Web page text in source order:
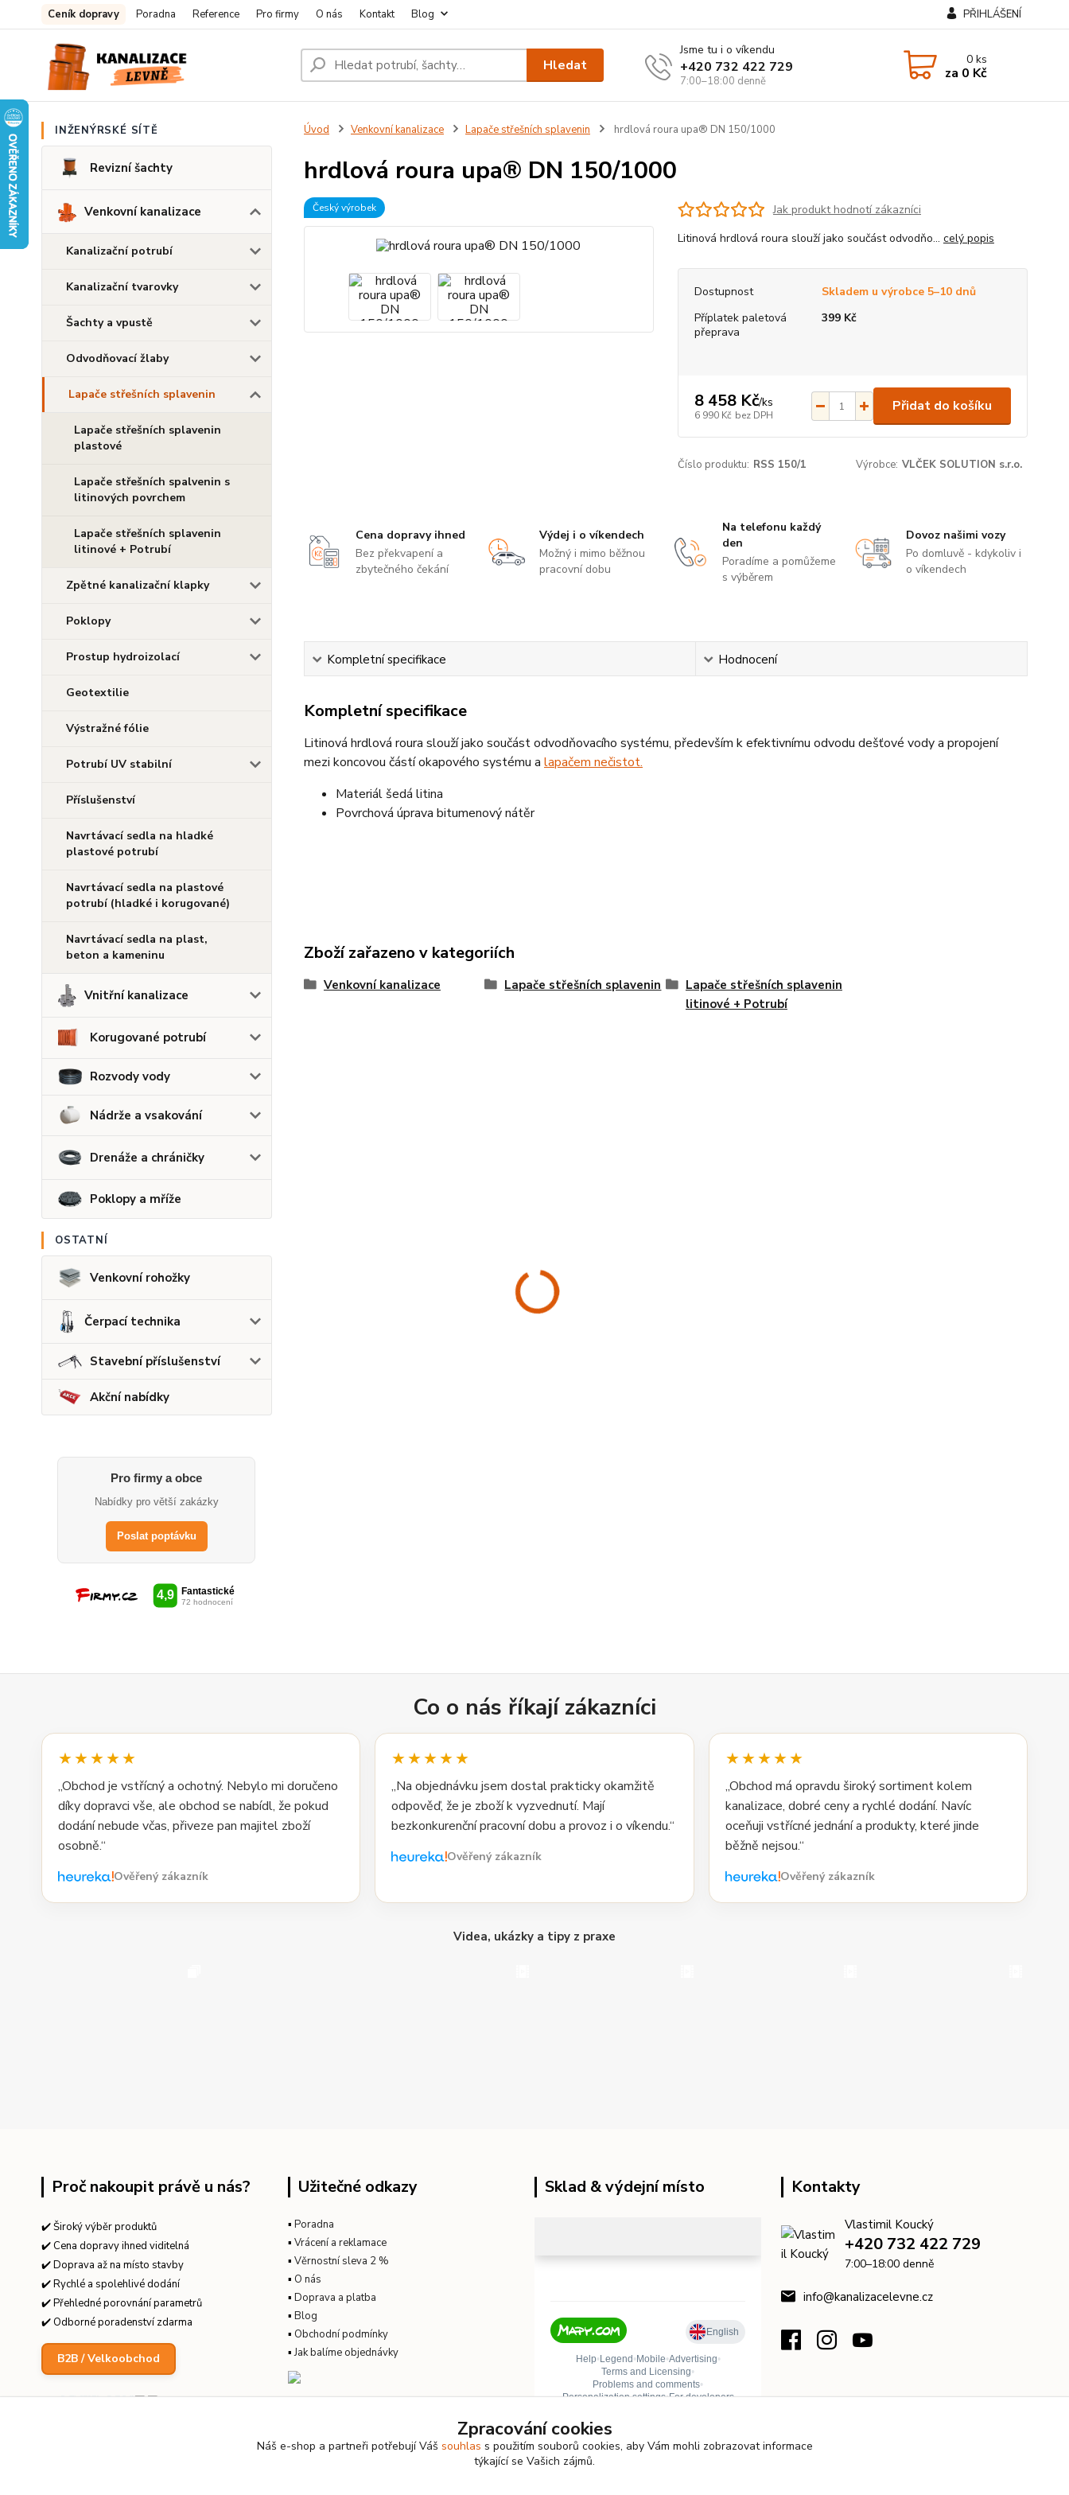
Ceník dopravy Poradna Reference Pro firmy O nás Kontakt Blog PŘIHLÁŠENÍ
Hledat
Jsme tu i o víkendu
+420 732 422 729
7:00–18:00 denně
0ks
za 0 Kč
INŽENÝRSKÉ SÍTĚ
Revizní šachty
Venkovní kanalizace
Kanalizační potrubí
Kanalizační tvarovky
Šachty a vpustě
Odvodňovací žlaby
Lapače střešních splavenin
Lapače střešních splavenin
plastové
Lapače střešních spalvenin s
litinových povrchem
Lapače střešních splavenin
litinové + Potrubí
Zpětné kanalizační klapky
Poklopy
Prostup hydroizolací
Geotextilie
Výstražné fólie
Potrubí UV stabilní
Příslušenství
Navrtávací sedla na hladké
plastové potrubí
Navrtávací sedla na plastové
potrubí (hladké i korugované)
Navrtávací sedla na plast,
beton a kameninu
Vnitřní kanalizace
Korugované potrubí
Rozvody vody
Nádrže a vsakování
Drenáže a chráničky
Poklopy a mříže
OSTATNÍ
Venkovní rohožky
Čerpací technika
Stavební příslušenství
Akční nabídky
Pro firmy a obce
Nabídky pro větší zakázky
Poslat poptávku
Úvod Venkovní kanalizace Lapače střešních splavenin hrdlová roura upa® DN 150/1000
hrdlová roura upa® DN 150/1000
Český výrobek
Jak produkt hodnotí zákazníci
Litinová hrdlová roura slouží jako součást odvodňo... celý popis
Dostupnost
Skladem u výrobce 5–10 dnů
Příplatek paletová
přeprava
399 Kč
8 458 Kč/ks
6 990 Kč bez DPH
Přidat do košíku
Číslo produktu: RSS 150/1 Výrobce: VLČEK SOLUTION s.r.o.
Cena dopravy ihned
Bez překvapení a
zbytečného čekání
Výdej i o víkendech
Možný i mimo běžnou
pracovní dobu
Na telefonu každý
den
Poradíme a pomůžeme
s výběrem
Dovoz našimi vozy
Po domluvě - kdykoliv i
o víkendech
Kompletní specifikace Hodnocení
Kompletní specifikace
Litinová hrdlová roura slouží jako součást odvodňovacího systému, především k efektivnímu odvodu dešťové vody a propojení
mezi koncovou částí okapového systému a lapačem nečistot.
Materiál šedá litina
Povrchová úprava bitumenový nátěr
Zboží zařazeno v kategoriích
Venkovní kanalizace Lapače střešních splavenin
Lapače střešních splavenin
litinové + Potrubí
Co o nás říkají zákazníci
★★★★★
„Obchod je vstřícný a ochotný. Nebylo mi doručeno
díky dopravci vše, ale obchod se nabídl, že pokud
dodání nebude včas, přiveze pan majitel zboží
osobně.“
Ověřený zákazník
★★★★★
„Na objednávku jsem dostal prakticky okamžitě
odpověď, že je zboží k vyzvednutí. Mají
bezkonkurenční pracovní dobu a provoz i o víkendu.“
Ověřený zákazník
★★★★★
„Obchod má opravdu široký sortiment kolem
kanalizace, dobré ceny a rychlé dodání. Navíc
oceňuji vstřícné jednání a produkty, které jinde
běžně nejsou.“
Ověřený zákazník
Videa, ukázky a tipy z praxe
Proč nakoupit právě u nás?
✔️ Široký výběr produktů
✔️ Cena dopravy ihned viditelná
✔️ Doprava až na místo stavby
✔️ Rychlé a spolehlivé dodání
✔️ Přehledné porovnání parametrů
✔️ Odborné poradenství zdarma
B2B / Velkoobchod
Užitečné odkazy
▪ Poradna
▪ Vrácení a reklamace
▪ Věrnostní sleva 2 %
▪ O nás
▪ Doprava a platba
▪ Blog
▪ Obchodní podmínky
▪Jak balíme objednávky
Sklad & výdejní místo Kontakty
Vlastimil Koucký
+420 732 422 729
7:00–18:00 denně
info@kanalizacelevne.cz
Zpracování cookies
Náš e-shop a partneři potřebují Váš souhlas s použitím souborů cookies, aby Vám mohli zobrazovat informace
týkající se Vašich zájmů.